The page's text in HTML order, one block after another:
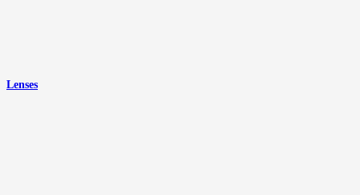
Lenses